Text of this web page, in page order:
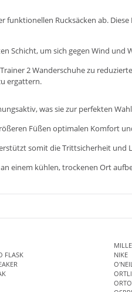
funktionellen Rucksäcken ab.
Schicht, um sich gegen Wind und
2 Wanderschuhe zu
ergattern.
was sie zur perfekten
Füßen optimalen Komfort
somit die Trittsicherheit und
einem kühlen, trockenen Ort
FLASK
NIKE